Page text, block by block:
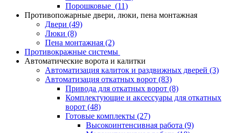
Порошковые (11)
Противопожарные двери, люки, пена монтажная
Двери (49)
Люки (8)
Пена монтажная (2)
Противокражные системы
Автоматические ворота и калитки
Автоматизация калиток и раздвижных дверей (3)
Автоматизация откатных ворот (83)
Привода для откатных ворот (8)
Комплектующие и аксессуары для откатных
ворот (48)
Готовые комплекты (27)
Высокоинтенсивная работа (9)